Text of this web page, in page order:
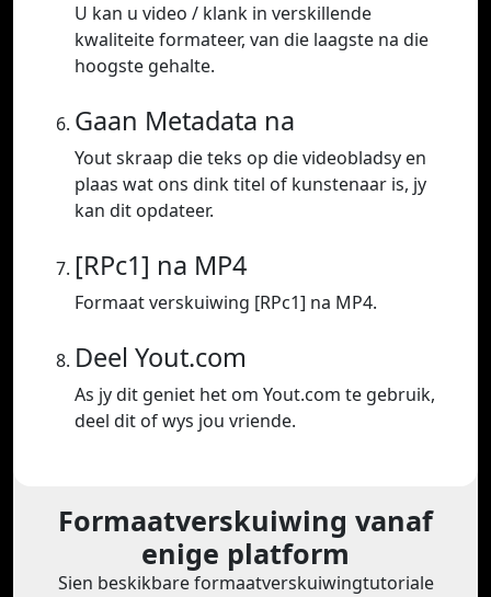
U kan u video / klank in verskillende
kwaliteite formateer, van die laagste na die
hoogste gehalte.
Gaan Metadata na
Yout skraap die teks op die videobladsy en
plaas wat ons dink titel of kunstenaar is, jy
kan dit opdateer.
[RPc1] na MP4
Formaat verskuiwing [RPc1] na MP4.
Deel Yout.com
As jy dit geniet het om Yout.com te gebruik,
deel dit of wys jou vriende.
Formaatverskuiwing vanaf
enige platform
Sien beskikbare formaatverskuiwingtutoriale